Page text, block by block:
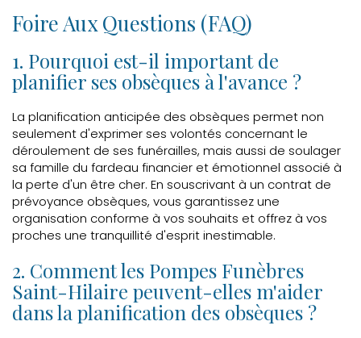
Foire Aux Questions (FAQ)
1. Pourquoi est-il important de
planifier ses obsèques à l'avance ?
La planification anticipée des obsèques permet non
seulement d'exprimer ses volontés concernant le
déroulement de ses funérailles, mais aussi de soulager
sa famille du fardeau financier et émotionnel associé à
la perte d'un être cher. En souscrivant à un contrat de
prévoyance obsèques, vous garantissez une
organisation conforme à vos souhaits et offrez à vos
proches une tranquillité d'esprit inestimable.
2. Comment les Pompes Funèbres
Saint-Hilaire peuvent-elles m'aider
dans la planification des obsèques ?